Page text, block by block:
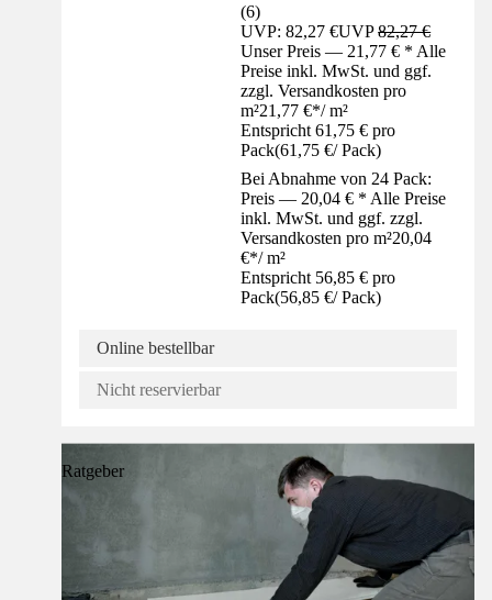
(6)
UVP: 82,27 €UVP82,27 €
Unser Preis — 21,77 € * Alle
Preise inkl. MwSt. und ggf.
zzgl. Versandkosten pro
m²21,77 €*/ m²
Entspricht 61,75 € pro
Pack(61,75 €/ Pack)
Bei Abnahme von 24 Pack:
Preis — 20,04 € * Alle Preise
inkl. MwSt. und ggf. zzgl.
Versandkosten pro m²20,04
€*/ m²
Entspricht 56,85 € pro
Pack(56,85 €/ Pack)
Online bestellbar
Nicht reservierbar
Ratgeber